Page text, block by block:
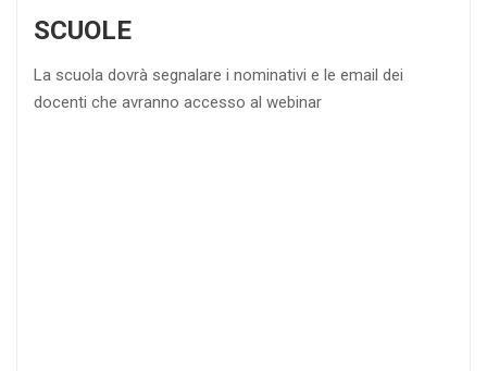
SCUOLE
La scuola dovrà segnalare i nominativi e le email dei
docenti che avranno accesso al webinar